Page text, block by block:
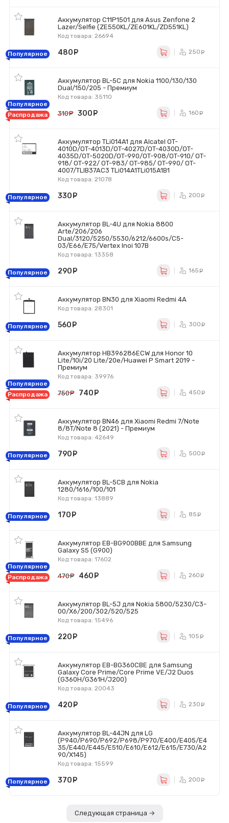
Аккумулятор C11P1501 для Asus Zenfone 2
Lazer/Selfie (ZE550KL/ZE601KL/ZD551KL)
Код товара: 26694
Популярное 480 250
Аккумулятор BL-5C для Nokia 1100/130/130
Dual/150/205 - Премиум
Код товара: 35110
Популярное
Распродажа
310 руб.
300 160
Аккумулятор TLi014A1 для Alcatel OT-
4010D/OT-4013D/OT-4027D/OT-4030D/OT-
4035D/OT-5020D/OT-990/OT-908/OT-910/ OT-
918/ OT-922/ OT-983/ OT-985/ OT-990/ OT-
4007/TLIB37AC3 TLi014A1TLi015A1B1
Код товара: 21078
Популярное 330 200
Аккумулятор BL-4U для Nokia 8800
Arte/206/206
Dual/3120/5250/5530/6212/6600s/C5-
03/E66/E75/Vertex Inoi 107B
Код товара: 13358
Популярное 290 165
Аккумулятор BN30 для Xiaomi Redmi 4A
Код товара: 28301
Популярное 560 300
Аккумулятор HB396286ECW для Honor 10
Lite/10i/20 Lite/20e/Huawei P Smart 2019 -
Премиум
Код товара: 39976
Популярное
Распродажа
750 руб.
740 450
Аккумулятор BN46 для Xiaomi Redmi 7/Note
8/8T/Note 8 (2021) - Премиум
Код товара: 42649
Популярное 790 500
Аккумулятор BL-5CB для Nokia
1280/1616/100/101
Код товара: 13889
Популярное 170 85
Аккумулятор EB-BG900BBE для Samsung
Galaxy S5 (G900)
Код товара: 17602
Популярное
Распродажа
470 руб.
460 260
Аккумулятор BL-5J для Nokia 5800/5230/C3-
00/X6/200/302/520/525
Код товара: 15496
Популярное 220 105
Аккумулятор EB-BG360CBE для Samsung
Galaxy Core Prime/Core Prime VE/J2 Duos
(G360H/G361H/J200)
Код товара: 20043
Популярное 420 230
Аккумулятор BL-44JN для LG
(P940/P690/P692/P698/P970/E400/E405/E4
35/E440/E445/E510/E610/E612/E615/E730/A2
90/X145)
Код товара: 15599
Популярное 370 200
Следующая страница →